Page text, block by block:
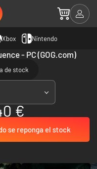
Xbox Nintendo
- PC (GOG.com)
de stock
€
se reponga el stock